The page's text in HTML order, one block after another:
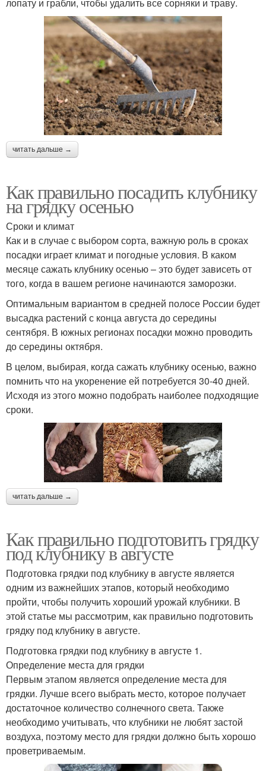
читать дальше →
Как правильно посадить клубнику
на грядку осенью
Сроки и климат
Как и в случае с выбором сорта, важную роль в сроках
посадки играет климат и погодные условия. В каком
месяце сажать клубнику осенью – это будет зависеть от
того, когда в вашем регионе начинаются заморозки.
Оптимальным вариантом в средней полосе России будет
высадка растений с конца августа до середины
сентября. В южных регионах посадки можно проводить
до середины октября.
В целом, выбирая, когда сажать клубнику осенью, важно
помнить что на укоренение ей потребуется 30-40 дней.
Исходя из этого можно подобрать наиболее подходящие
сроки.
читать дальше →
Как правильно подготовить грядку
под клубнику в августе
Подготовка грядки под клубнику в августе является
одним из важнейших этапов, который необходимо
пройти, чтобы получить хороший урожай клубники. В
этой статье мы рассмотрим, как правильно подготовить
грядку под клубнику в августе.
Подготовка грядки под клубнику в августе 1.
Определение места для грядки
Первым этапом является определение места для
грядки. Лучше всего выбрать место, которое получает
достаточное количество солнечного света. Также
необходимо учитывать, что клубники не любят застой
воздуха, поэтому место для грядки должно быть хорошо
проветриваемым.